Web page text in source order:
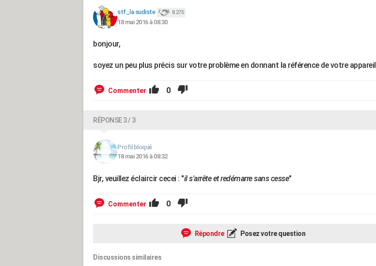
stf_la sudiste 8 275
18 mai 2016 à 08:30
bonjour,
soyez un peu plus précis sur votre problème en donnant la référence de votre appareil
Commenter 0
RÉPONSE 3 / 3
Profil bloqué
18 mai 2016 à 08:32
Bjr, veuillez éclaircir cecei : "il s'arrête et redémarre sans cesse"
Commenter 0
Répondre Posez votre question
Discussions similaires